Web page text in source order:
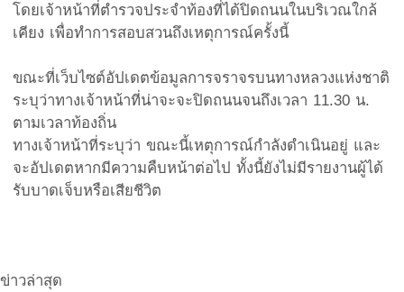
โดยเจ้าหน้าที่ตำรวจประจำท้องที่ได้ปิดถนนในบริเวณใกล้
เคียง เพื่อทำการสอบสวนถึงเหตุการณ์ครั้งนี้
ขณะที่เว็บไซต์อัปเดตข้อมูลการจราจรบนทางหลวงแห่งชาติ
ระบุว่าทางเจ้าหน้าที่น่าจะจะปิดถนนจนถึงเวลา 11.30 น.
ตามเวลาท้องถิ่น
ทางเจ้าหน้าที่ระบุว่า ขณะนี้เหตุการณ์กำลังดำเนินอยู่ และ
จะอัปเดตหากมีความคืบหน้าต่อไป ทั้งนี้ยังไม่มีรายงานผู้ได้
รับบาดเจ็บหรือเสียชีวิต
ข่าวล่าสุด